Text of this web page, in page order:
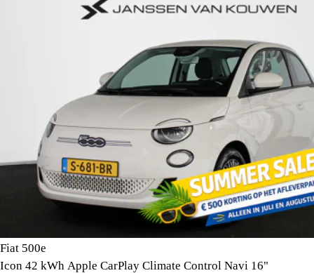
Fiat 500e
Icon 42 kWh Apple CarPlay Climate Control Navi 16"